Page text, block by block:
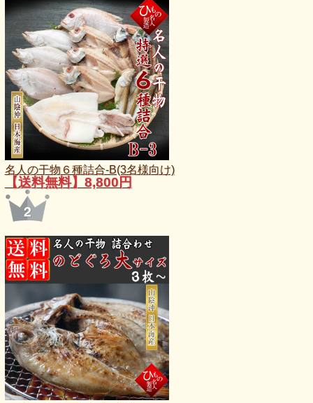
名人の干物６種詰合-B(3名様向け)
【送料無料】8,800円